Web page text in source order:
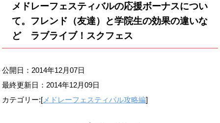
メドレーフェスティバルの応援ボーナスについ
て。フレンド（友達）と学院生の効果の違いな
ど ラブライブ！スクフェス
公開日：2014年12月07日
最終更新日： 2014年12月09日
カテゴリー:[ メドレーフェスティバル攻略編]